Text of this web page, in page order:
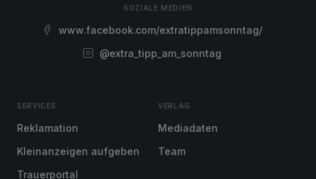
SOZIALE MEDIEN
www.facebook.com/extratippamsonntag/
@extra_tipp_am_sonntag
SERVICES
Reklamation
Kleinanzeigen aufgeben
Trauerportal
VERLAG
Mediadaten
Team